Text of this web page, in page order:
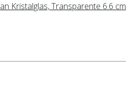
Kristalglas, Transparente 6.6 cm